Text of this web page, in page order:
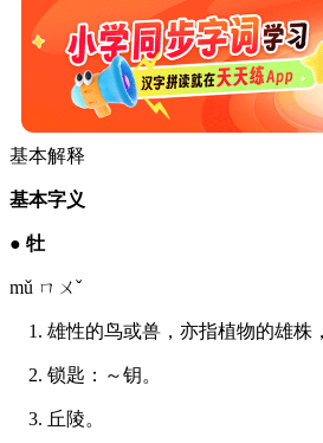
基本解释
基本字义
● 牡
mǔ ㄇㄨˇ
1. 雄性的鸟或兽，亦指植物的雄株
2. 锁匙：～钥。
3. 丘陵。